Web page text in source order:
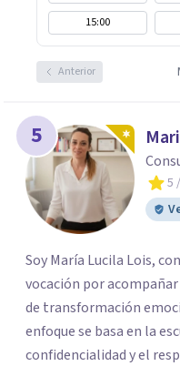
15:00
Anterior
5
5
Soy María Lucila Lois,
vocación por
de transformación
enfoque se basa en la
confidencialidad y el